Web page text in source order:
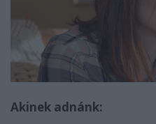
Akinek adnánk: